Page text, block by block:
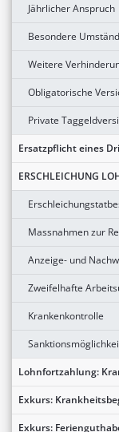
Jährlicher Anspruch
Besondere
Weitere
Obligatorische
Private
Ersatzpflicht eines
ERSCHLEICHUNG
Massnahmen zur
Anzeige- und
Zweifelhafte
Krankenkontrolle
Lohnfortzahlung:
Exkurs:
Exkurs: